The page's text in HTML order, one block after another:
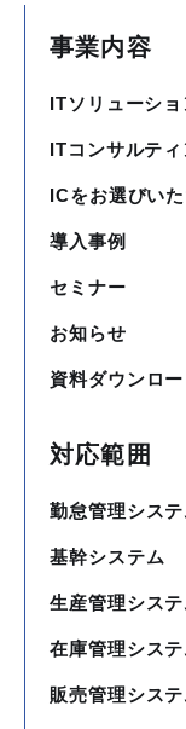
事業内容
ITソリューショ
ITコンサルテ
ICをお選びい
導入事例
セミナー
お知らせ
資料ダウンロー
対応範囲
勤怠管理システ
基幹システム
生産管理システ
在庫管理システ
販売管理システ